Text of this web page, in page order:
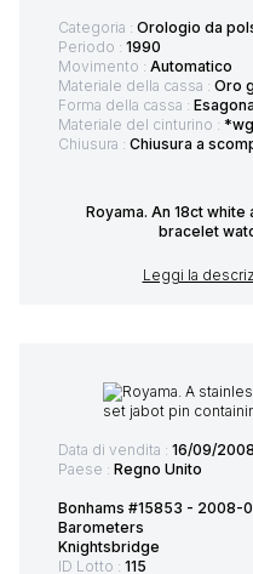
Categoria : Orologio da
Periodo : 1990
Movimento : Automatico
Materiale della cassa : Oro
Forma della cassa :
Materiale del cinturino :
Chiusura : Chiusura a
Royama. An 18ct
bracelet
Leggi la
Data di vendita : 16/09/2008
Paese : Regno Unito
Bonhams #15853 - 2008-
Barometers
Knightsbridge
ID Lotto : 115